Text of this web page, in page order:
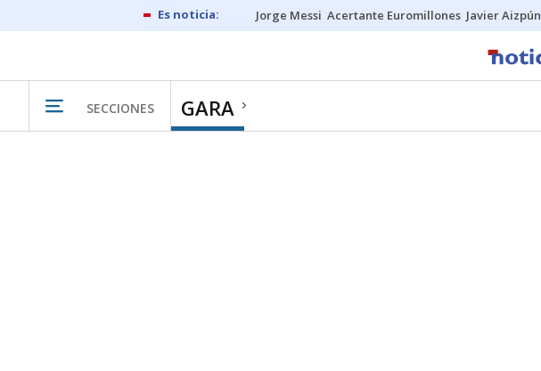
Jorge Messi Acertante Euromillones Javier Aizpún
SECCIONES GARA